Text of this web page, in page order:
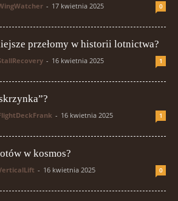
- 17 kwietnia 2025 0
przełomy w historii lotnictwa?
- 16 kwietnia 2025 1
- 16 kwietnia 2025 1
w kosmos?
- 16 kwietnia 2025 0